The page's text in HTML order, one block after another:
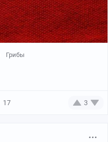
Грибы
17 3